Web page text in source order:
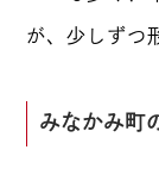
が、少しずつ
みなかみ町